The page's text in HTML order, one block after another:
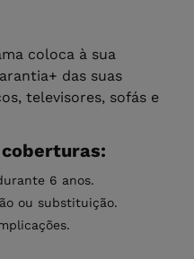
coloca à sua
das suas
televisores, sofás e
6 anos.
ou substituição.